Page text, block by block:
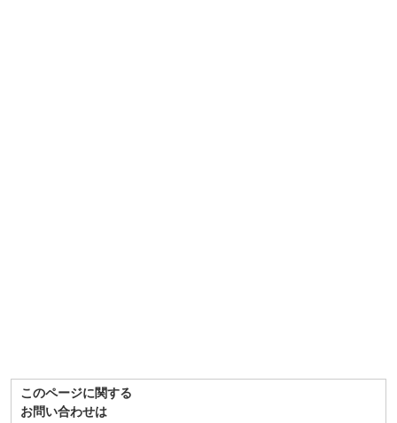
このページに関する
お問い合わせは